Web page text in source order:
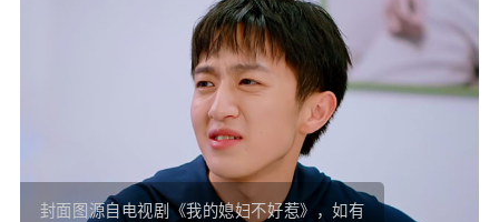
封面图源自电视剧《我的媳妇不好惹》，如有